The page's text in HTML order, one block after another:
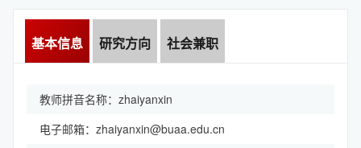
基本信息 研究方向 社会兼职
教师拼音名称：zhaiyanxin
电子邮箱： zhaiyanxin@buaa.edu.cn